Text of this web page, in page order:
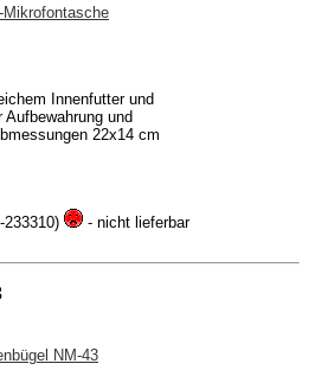
Innenfutter und
und
22x14 cm
233310) - nicht lieferbar